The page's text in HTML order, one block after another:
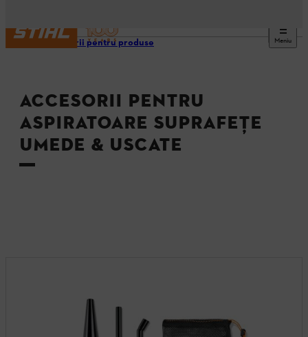
Meniu
Accesorii pentru produse
ACCESORII PENTRU
ASPIRATOARE SUPRAFEŢE
UMEDE & USCATE